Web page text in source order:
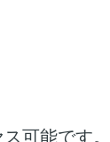
可能です。